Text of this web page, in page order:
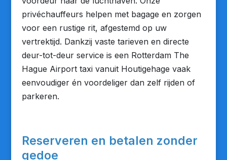
privéchauffeurs helpen met bagage en zorgen
voor een rustige rit, afgestemd op uw
vertrektijd. Dankzij vaste tarieven en directe
deur-tot-deur service is een Rotterdam The
Hague Airport taxi vanuit Houtigehage vaak
eenvoudiger én voordeliger dan zelf rijden of
parkeren.
Reserveren en betalen zonder
gedoe